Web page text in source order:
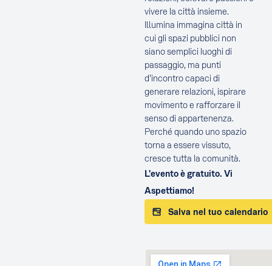
vivere la città insieme.
Illumina immagina città in
cui gli spazi pubblici non
siano semplici luoghi di
passaggio, ma punti
d’incontro capaci di
generare relazioni, ispirare
movimento e rafforzare il
senso di appartenenza.
Perché quando uno spazio
torna a essere vissuto,
cresce tutta la comunità.
L'evento è gratuito. Vi
Aspettiamo!
Salva nel tuo calendario